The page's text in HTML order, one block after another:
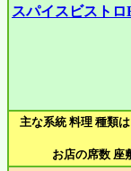
スパイスビストロ
主な系統 料理 種類
お店の席数 座